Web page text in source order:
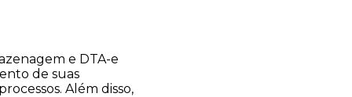
e DTA-e
de suas
Além disso,